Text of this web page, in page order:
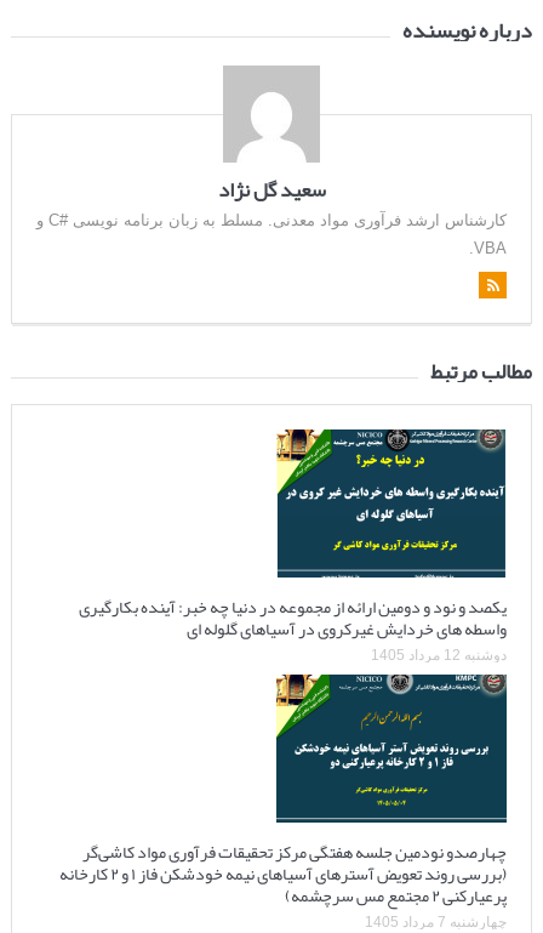
درباره نویسنده
سعید گل نژاد
کارشناس ارشد فرآوری مواد معدنی. مسلط به زبان برنامه نویسی #C و
VBA.
مطالب مرتبط
یکصد و نود و دومین ارائه از مجموعه در دنیا چه خبر: آینده بکارگیری
واسطه های خردایش غیرکروی در آسیاهای گلوله ای
دوشنبه 12 مرداد 1405
چهارصدو نودمین جلسه هفتگی مرکز تحقیقات فرآوری مواد کاشی‌گر
(بررسی روند تعویض آسترهای آسیاهای نیمه خودشکن فاز ۱ و ۲ کارخانه
پرعیارکنی ۲ مجتمع مس سرچشمه)
چهارشنبه 7 مرداد 1405